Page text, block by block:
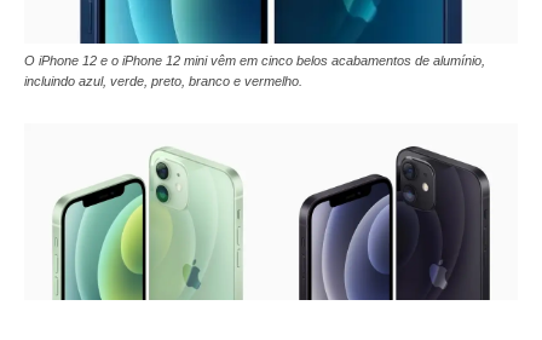
O iPhone 12 e o iPhone 12 mini vêm em cinco belos acabamentos de alumínio,
incluindo azul, verde, preto, branco e vermelho.